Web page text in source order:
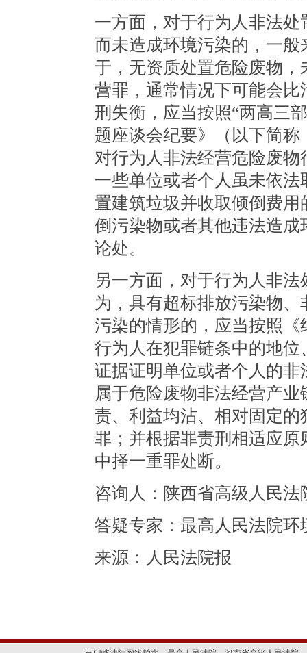
一方面，对于行为人非法
而未造成环境污染的，一
于，无资质处置危险废物
营罪，通常情况下可能会
刑失衡，应当按照“两高三
题座谈会纪要》（以下简
对行为人非法经营危险废
一些单位或者个人虽未依
置建筑垃圾并收取倾倒费
倒污染物或者其他违法造
论处。
另一方面，对于行为人非
为，具有超标排放污染物
污染的情形的，应当按照
行为人在犯罪链条中的地
证据证明单位或者个人的
属于危险废物非法经营产
责、利益均沾、相对固定
罪；并根据罪责刑相适应
中择一重罪处断。
咨询人：陕西省高级人民
答疑专家：最高人民法院
来源：人民法院报